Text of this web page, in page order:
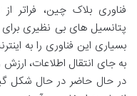
فناوری بلاک چین، فراتر
پتانسیل های بی نظیری
بسیاری این فناوری را به
به جای انتقال اطلاعات،
در حال حاضر در حال شکل